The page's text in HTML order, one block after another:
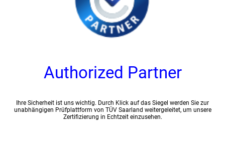
Authorized Partner
Ihre Sicherheit ist uns wichtig. Durch Klick auf das Siegel werden Sie zur
unabhängigen Prüfplattform von TÜV Saarland weitergeleitet, um unsere
Zertifizierung in Echtzeit einzusehen.